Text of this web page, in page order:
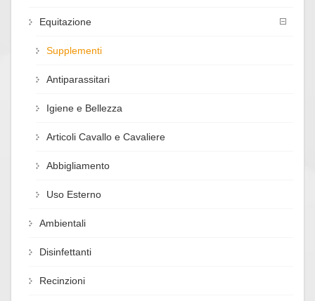
Equitazione
Supplementi
Antiparassitari
Igiene e Bellezza
Articoli Cavallo e Cavaliere
Abbigliamento
Uso Esterno
Ambientali
Disinfettanti
Recinzioni